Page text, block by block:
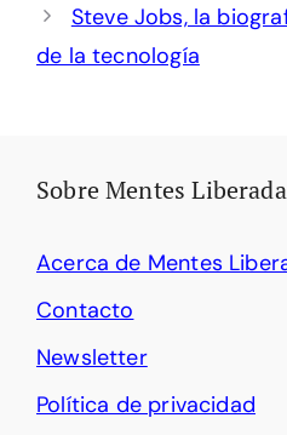
Steve Jobs, la
de la tecnología
Sobre Mentes
Acerca de Mentes
Contacto
Newsletter
Política de privacidad